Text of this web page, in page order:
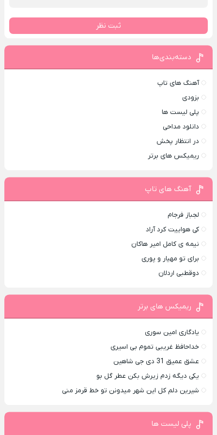
ثبت نظر
دسته‌بندی‌ها
آهنگ های تاپ
بزودی
پلی لیست ها
دانلود مداحی
در انتظار پخش
ریمیکس های برتر
آهنگ های تاپ
لجباز فرجام
کی هواییت کرد آراد
نیمه ی کامل امیر هاکان
برای تو مهیار و پوری
دوقطبی اردلان
ریمیکس های برتر
یادگاری امین سوری
خداحافظ غریبی تموم بی اسیری
عشق عمیق 31 دی جی شاهین
یکی دیگه زدم زیرش بکن عطر گل بو
شیرین دلم کل این شهر میدونن تو خط قرمز منی
پلی لیست ها